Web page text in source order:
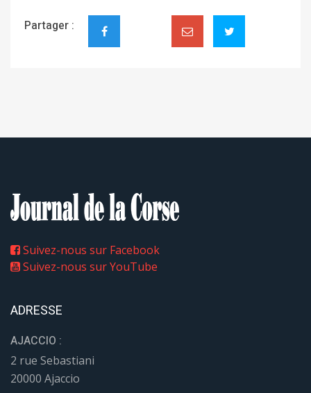
Partager :
Suivez-nous sur Facebook
Suivez-nous sur YouTube
ADRESSE
AJACCIO :
2 rue Sebastiani
20000 Ajaccio